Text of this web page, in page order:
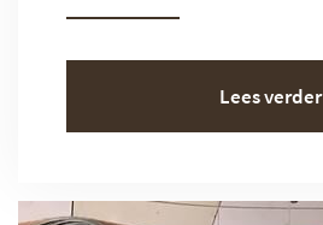
Lees verder